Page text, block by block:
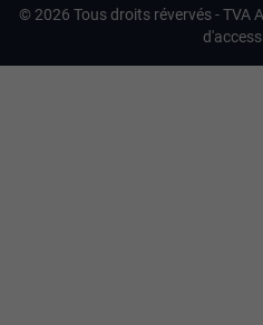
© 2026 Tous droits révervés -TVA